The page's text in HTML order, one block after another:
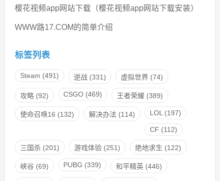
樱花视频app网站下载（樱花视频app网站下载安装）
WWW路17.COM的简单介绍
标签列表
Steam (491) 逆战(331) 虚拟世界(74)
攻略(92) CSGO(469) 王者荣耀 (389)
使命召唤16 (132) 解决办法 (114) LOL (197)
CF (112)
三国杀(201) 游戏体验(251) 绝地求生 (122)
峡谷(69) PUBG (339) 和平精英(446)